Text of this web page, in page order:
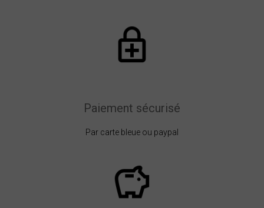
Paiement sécurisé
Par carte bleue ou paypal